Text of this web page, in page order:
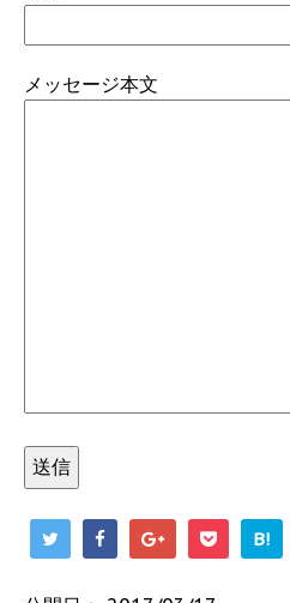
メッセージ本文
B!